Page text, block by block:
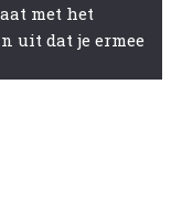
met het
uit dat je ermee